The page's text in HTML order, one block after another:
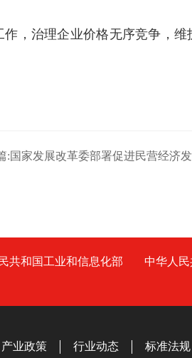
，治理企业价格无序竞争，维
:国家发展改革委部署促进民营经济
共和国工业和信息化部 中华人
产业政策 行业动态 标准法规